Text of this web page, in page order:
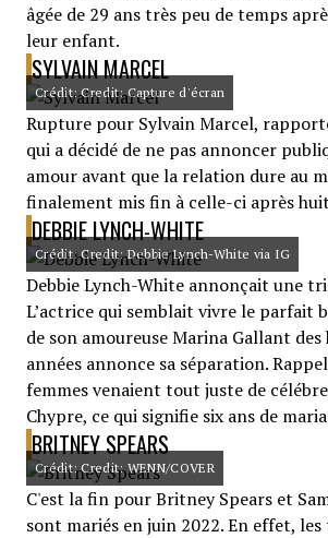
âgée de 29 ans très peu de temps
leur enfant.
SYLVAIN MARCEL
Crédit: Credit: Capture d'écran
Rupture pour Sylvain Marcel,
qui a décidé de ne pas annoncer
amour avant que la relation dure au
finalement mis fin à celle-ci après
DEBBIE LYNCH-WHITE
Crédit: Credit: Debbie Lynch-White via IG
Debbie Lynch-White annonçait une
L’actrice qui semblait vivre le parfait
de son amoureuse Marina Gallant
années annonce sa séparation.
femmes venaient tout juste de
Chypre, ce qui signifie six ans de
BRITNEY SPEARS
Crédit: Credit: WENN/COVER
C'est la fin pour Britney Spears et
sont mariés en juin 2022. En effet,